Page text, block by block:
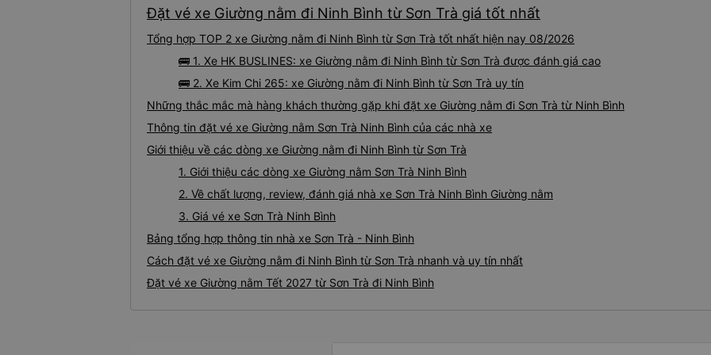
Đặt vé xe Giường nằm đi Ninh Bình từ Sơn Trà giá tốt nhất
Tổng hợp TOP 2 xe Giường nằm đi Ninh Bình từ Sơn Trà tốt nhất hiện nay 08/2026
🚌 1. Xe HK BUSLINES: xe Giường nằm đi Ninh Bình từ Sơn Trà được đánh giá cao
🚌 2. Xe Kim Chi 265: xe Giường nằm đi Ninh Bình từ Sơn Trà uy tín
Những thắc mắc mà hàng khách thường gặp khi đặt xe Giường nằm đi Sơn Trà từ Ninh Bình
Thông tin đặt vé xe Giường nằm Sơn Trà Ninh Bình của các nhà xe
Giới thiệu về các dòng xe Giường nằm đi Ninh Bình từ Sơn Trà
1. Giới thiệu các dòng xe Giường nằm Sơn Trà Ninh Bình
2. Về chất lượng, review, đánh giá nhà xe Sơn Trà Ninh Bình Giường nằm
3. Giá vé xe Sơn Trà Ninh Bình
Bảng tổng hợp thông tin nhà xe Sơn Trà - Ninh Bình
Cách đặt vé xe Giường nằm đi Ninh Bình từ Sơn Trà nhanh và uy tín nhất
Đặt vé xe Giường nằm Tết 2027 từ Sơn Trà đi Ninh Bình